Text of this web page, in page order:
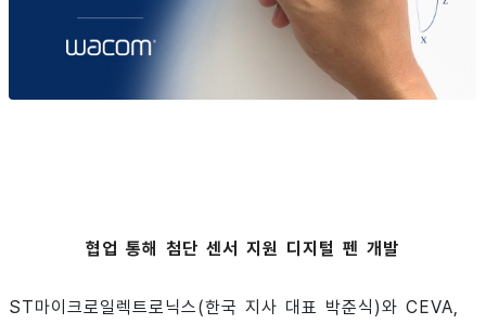
협업 통해 첨단 센서 지원 디지털 펜 개발
ST마이크로일렉트로닉스(한국 지사 대표 박준식)와 CEVA,